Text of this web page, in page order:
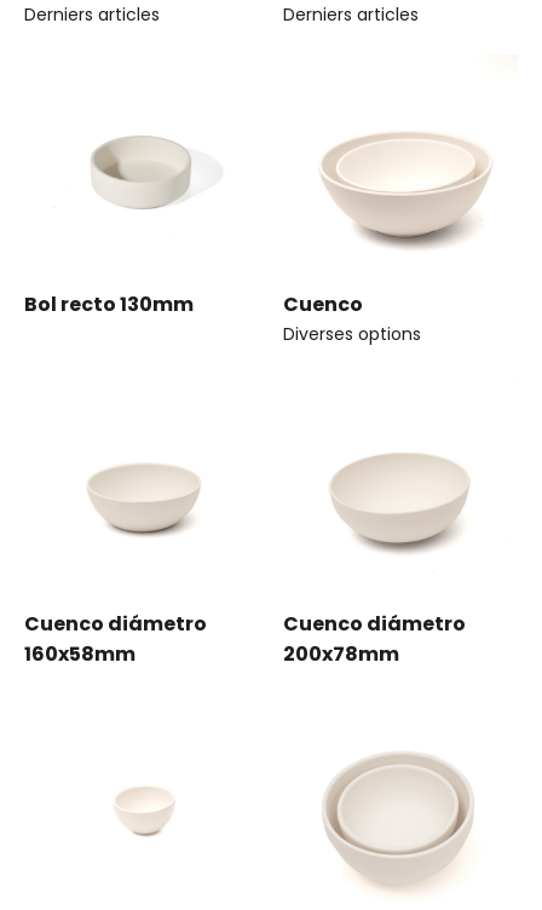
Derniers articles Derniers articles
Bol recto 130mm Cuenco
Diverses options
Cuenco diámetro
160x58mm
Cuenco diámetro
200x78mm